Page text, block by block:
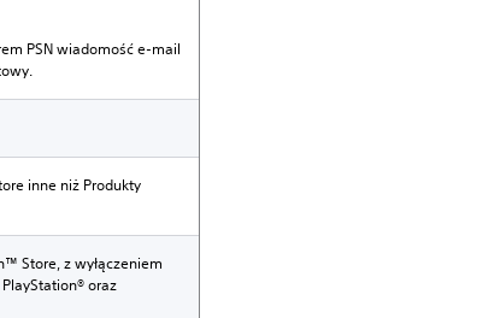
PSN wiadomość e-mail
inne niż Produkty
Store, z wyłączeniem
oraz